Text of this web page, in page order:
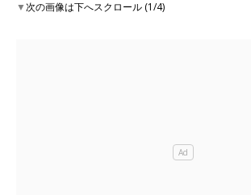
▼次の画像は下へスクロール (1/4)